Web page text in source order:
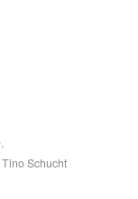
,
Tino Schucht